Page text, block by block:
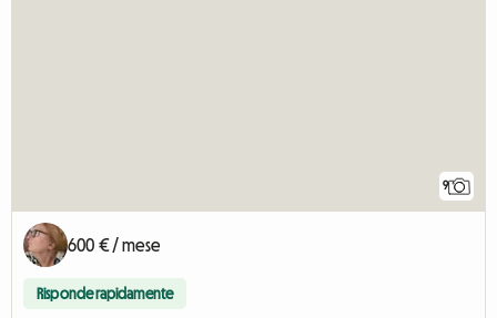
9
600 € / mese
Risponde rapidamente